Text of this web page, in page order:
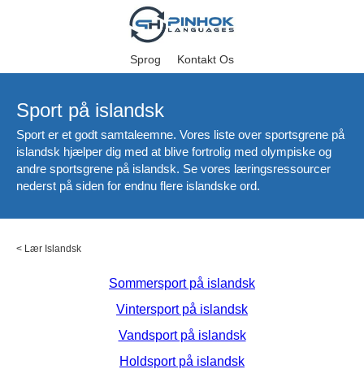
Sprog Kontakt Os
Sport på islandsk
Sport er et godt samtaleemne. Vores liste over sportsgrene på
islandsk hjælper dig med at blive fortrolig med olympiske og
andre sportsgrene på islandsk. Se vores læringsressourcer
nederst på siden for endnu flere islandske ord.
< Lær Islandsk
Sommersport på islandsk
Vintersport på islandsk
Vandsport på islandsk
Holdsport på islandsk